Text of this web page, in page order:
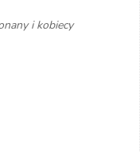
i kobiecy